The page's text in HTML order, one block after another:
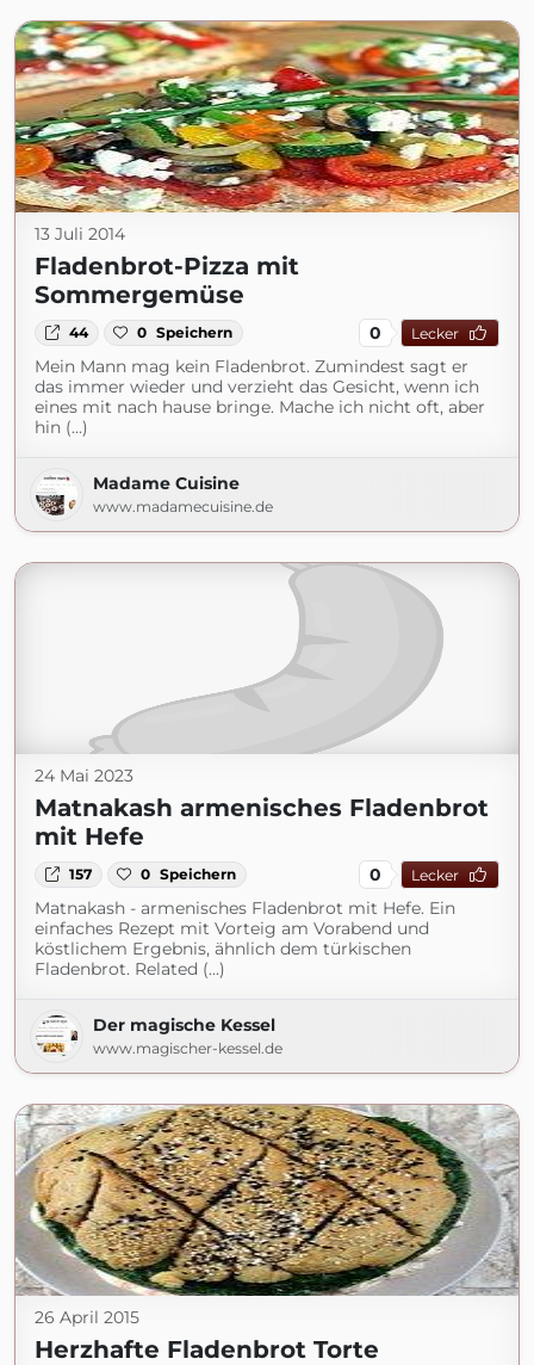
13 Juli 2014
Fladenbrot-Pizza mit
Sommergemüse
44 0 Speichern 0 Lecker
Mein Mann mag kein Fladenbrot. Zumindest sagt er
das immer wieder und verzieht das Gesicht, wenn ich
eines mit nach hause bringe. Mache ich nicht oft, aber
hin (...)
Madame Cuisine
www.madamecuisine.de
24 Mai 2023
Matnakash armenisches Fladenbrot
mit Hefe
157 0 Speichern 0 Lecker
Matnakash - armenisches Fladenbrot mit Hefe. Ein
einfaches Rezept mit Vorteig am Vorabend und
köstlichem Ergebnis, ähnlich dem türkischen
Fladenbrot. Related (...)
Der magische Kessel
www.magischer-kessel.de
26 April 2015
Herzhafte Fladenbrot Torte